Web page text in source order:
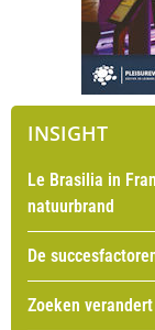
INSIGHT
Le Brasilia in
natuurbrand
De
Zoeken